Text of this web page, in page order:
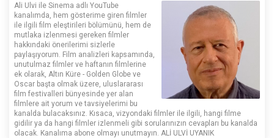
Ali Ulvi ile Sinema adlı YouTube
kanalımda, hem gösterime giren filmler
ile ilgili film eleştirileri bölümünü, hem de
mutlaka izlenmesi gereken filmler
hakkındaki önerilerimi sizlerle
paylaşıyorum. Film analizleri kapsamında,
unutulmaz filmler ve haftanın filmlerine
ek olarak, Altın Küre - Golden Globe ve
Oscar başta olmak üzere, uluslararası
film festivalleri bünyesinde yer alan
filmlere ait yorum ve tavsiyelerimi bu
kanalda bulacaksınız. Kısaca, vizyondaki filmler ile ilgili, hangi filme
gidilir ya da hangi filmler izlenmeli gibi sorularınızın cevapları bu kanalda
olacak. Kanalıma abone olmayı unutmayın. ALİ ULVİ UYANIK